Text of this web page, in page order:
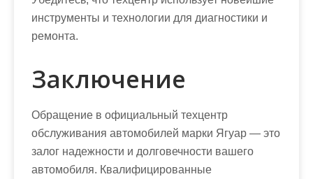
инструменты и технологии для диагностики и
ремонта.
Заключение
Обращение в официальный техцентр
обслуживания автомобилей марки Ягуар — это
залог надежности и долговечности вашего
автомобиля. Квалифицированные